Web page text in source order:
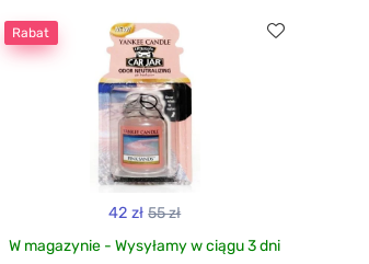
Rabat
42 zł 55 zł
W magazynie - Wysyłamy w ciągu 3 dni